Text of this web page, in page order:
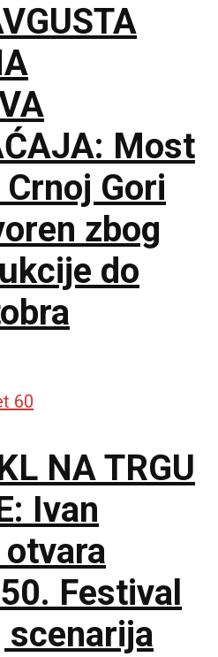
Most
Gori
zbog
do
60
NA TRGU
Ivan
Festival